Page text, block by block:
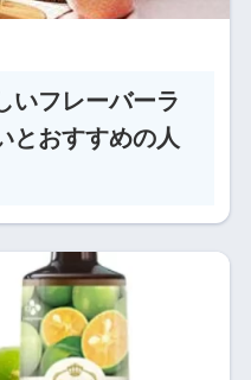
いフレーバーラ
とおすすめの人